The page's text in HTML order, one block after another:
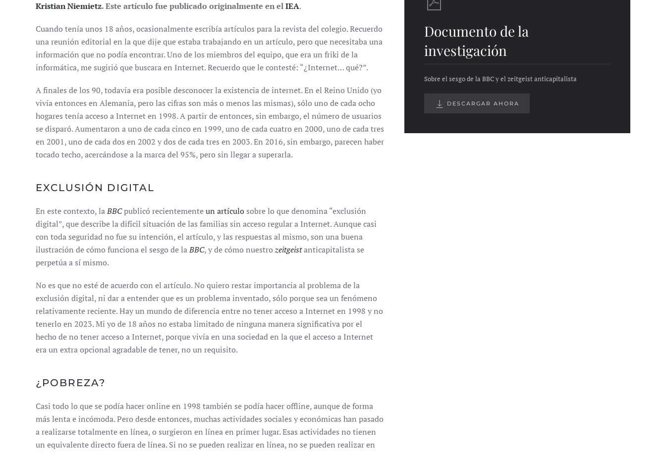
Kristian Niemietz. Este artículo fue publicado originalmente en elIEA.
Cuando tenía unos 18 años, ocasionalmente escribía artículos para la revista del colegio. Recuerdo
una reunión editorial en la que dije que estaba trabajando en un artículo, pero que necesitaba una
información que no podía encontrar. Uno de los miembros del equipo, que era un friki de la
informática, me sugirió que buscara en Internet. Recuerdo que le contesté: “¿Internet… qué?”.
A finales de los 90, todavía era posible desconocer la existencia de internet. En el Reino Unido (yo
vivía entonces en Alemania, pero las cifras son más o menos las mismas), sólo uno de cada ocho
hogares tenía acceso a Internet en 1998. A partir de entonces, sin embargo, el número de usuarios
se disparó. Aumentaron a uno de cada cinco en 1999, uno de cada cuatro en 2000, uno de cada tres
en 2001, uno de cada dos en 2002 y dos de cada tres en 2003. En 2016, sin embargo, parecen haber
tocado techo, acercándose a la marca del 95%, pero sin llegar a superarla.
EXCLUSIÓN DIGITAL
En este contexto, laBBCpublicó recientementeun artículo sobre lo que denomina “exclusión
digital”, que describe la difícil situación de las familias sin acceso regular a Internet. Aunque casi
con toda seguridad no fue su intención, el artículo, y las respuestas al mismo, son una buena
ilustración de cómo funciona el sesgo de laBBC, y de cómo nuestrozeitgeistanticapitalista se
perpetúa a sí mismo.
No es que no esté de acuerdo con el artículo. No quiero restar importancia al problema de la
exclusión digital, ni dar a entender que es un problema inventado, sólo porque sea un fenómeno
relativamente reciente. Hay un mundo de diferencia entre no tener acceso a Internet en 1998 y no
tenerlo en 2023. Mi yo de 18 años no estaba limitado de ninguna manera significativa por el
hecho de no tener acceso a Internet, porque vivía en una sociedad en la que el acceso a Internet
era un extra opcional agradable de tener, no un requisito.
¿POBREZA?
Casi todo lo que se podía hacer online en 1998 también se podía hacer offline, aunque de forma
más lenta e incómoda. Pero desde entonces, muchas actividades sociales y económicas han pasado
a realizarse totalmente en línea, o surgieron en línea en primer lugar. Esas actividades no tienen
un equivalente directo fuera de línea. Si no se pueden realizar en línea, no se pueden realizar en
Documento de la
investigación
Sobre el sesgo de la BBC y el zeitgeist anticapitalista
DESCARGAR AHORA